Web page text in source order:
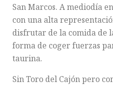
San Marcos. A mediodía
con una alta
disfrutar de la comida de
forma de coger fuerzas
taurina.
Sin Toro del Cajón pero